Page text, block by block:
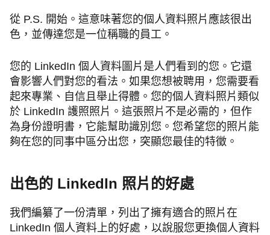
從 P.S. 開始。這意味著您的個人資料照片應該很出
色，並傳達您是一位稱職的員工。
您的 LinkedIn 個人資料圖片是人們看到的您。它還
會影響人們對您的看法。如果您想被聘用，您需要看
起來專業、自信且舉止得體。您的個人資料照片類似
於 LinkedIn 護照照片。這張照片不是必需的，但作
為身份證明書，它能幫助識別您。您希望您的照片能
夠在您的同事中區分出您，突顯您最佳的特徵。
出色的 LinkedIn 照片的好處
我們編纂了一份清單，列出了擁有適合的照片在
LinkedIn 個人資料上的好處，以說服您更換個人資料